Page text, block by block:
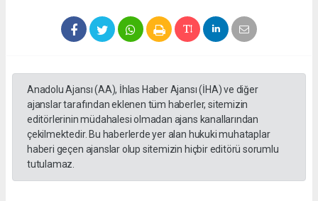
Anadolu Ajansı (AA), İhlas Haber Ajansı (İHA) ve diğer
ajanslar tarafından eklenen tüm haberler, sitemizin
editörlerinin müdahalesi olmadan ajans kanallarından
çekilmektedir. Bu haberlerde yer alan hukuki muhataplar
haberi geçen ajanslar olup sitemizin hiçbir editörü sorumlu
tutulamaz.